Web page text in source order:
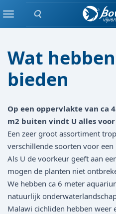
Zoeken
Menu
Wat
bieden
Op een oppervlakte van ca
m2 buiten vindt U alles
Een zeer groot assortiment
verschillende soorten voor
Als U de voorkeur geeft aan
mogen de planten niet
We hebben ca 6 meter
natuurlijk
Malawi cichliden hebben weer